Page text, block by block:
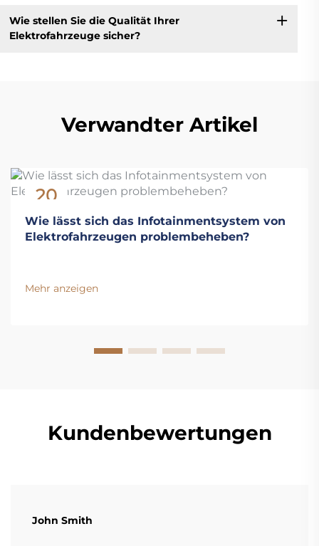
Wie stellen Sie die Qualität Ihrer
Elektrofahrzeuge sicher?
Verwandter Artikel
20
Nov
Wie lässt sich das Infotainmentsystem von
Elektrofahrzeugen problembeheben?
Mehr anzeigen
Kundenbewertungen
John Smith